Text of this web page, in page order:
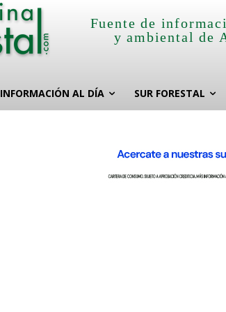
Fuente de
y ambiental de
INFORMACIÓN AL DÍA SUR FORESTAL